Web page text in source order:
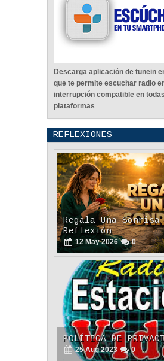
Descarga aplicación de tunein
que te permite escuchar radio
interrupción compatible en
plataformas
REFLEXIONES
Regala Una
Reflexión
12 May 2026 0
POLÍTICA DE
25 Aug 2023 0